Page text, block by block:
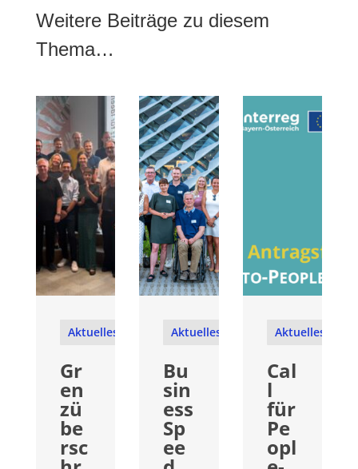
Weitere Beiträge zu diesem
Thema…
Aktuelles
Gr
en
zü
be
rsc
Aktuelles
Bu
sin
ess
Sp
ee
Aktuelles
Cal
l
für
Pe
opl